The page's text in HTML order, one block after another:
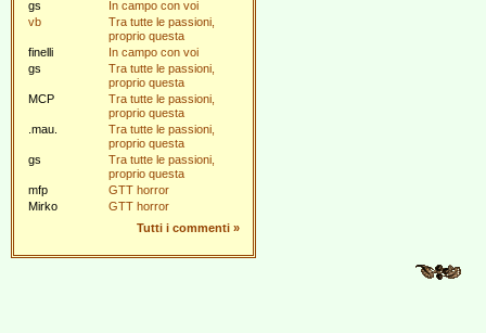
gs
In campo con voi
vb
Tra tutte le passioni,
proprio questa
finelli
In campo con voi
gs
Tra tutte le passioni,
proprio questa
MCP
Tra tutte le passioni,
proprio questa
.mau.
Tra tutte le passioni,
proprio questa
gs
Tra tutte le passioni,
proprio questa
mfp
GTT horror
Mirko
GTT horror
Tutti i commenti »